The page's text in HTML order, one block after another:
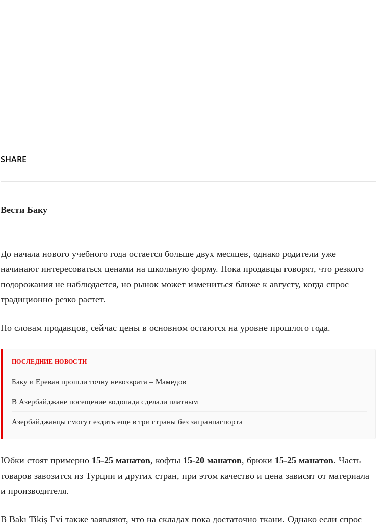
SHARE
Вести Баку
До начала нового учебного года остается больше двух месяцев, однако родители уже
начинают интересоваться ценами на школьную форму. Пока продавцы говорят, что резкого
подорожания не наблюдается, но рынок может измениться ближе к августу, когда спрос
традиционно резко растет.
По словам продавцов, сейчас цены в основном остаются на уровне прошлого года.
ПОСЛЕДНИЕ НОВОСТИ
Баку и Ереван прошли точку невозврата – Мамедов
В Азербайджане посещение водопада сделали платным
Азербайджанцы смогут ездить еще в три страны без загранпаспорта
Юбки стоят примерно 15-25 манатов, кофты 15-20 манатов, брюки 15-25 манатов. Часть
товаров завозится из Турции и других стран, при этом качество и цена зависят от материала
и производителя.
В Bakı Tikiş Evi также заявляют, что на складах пока достаточно ткани. Однако если спрос